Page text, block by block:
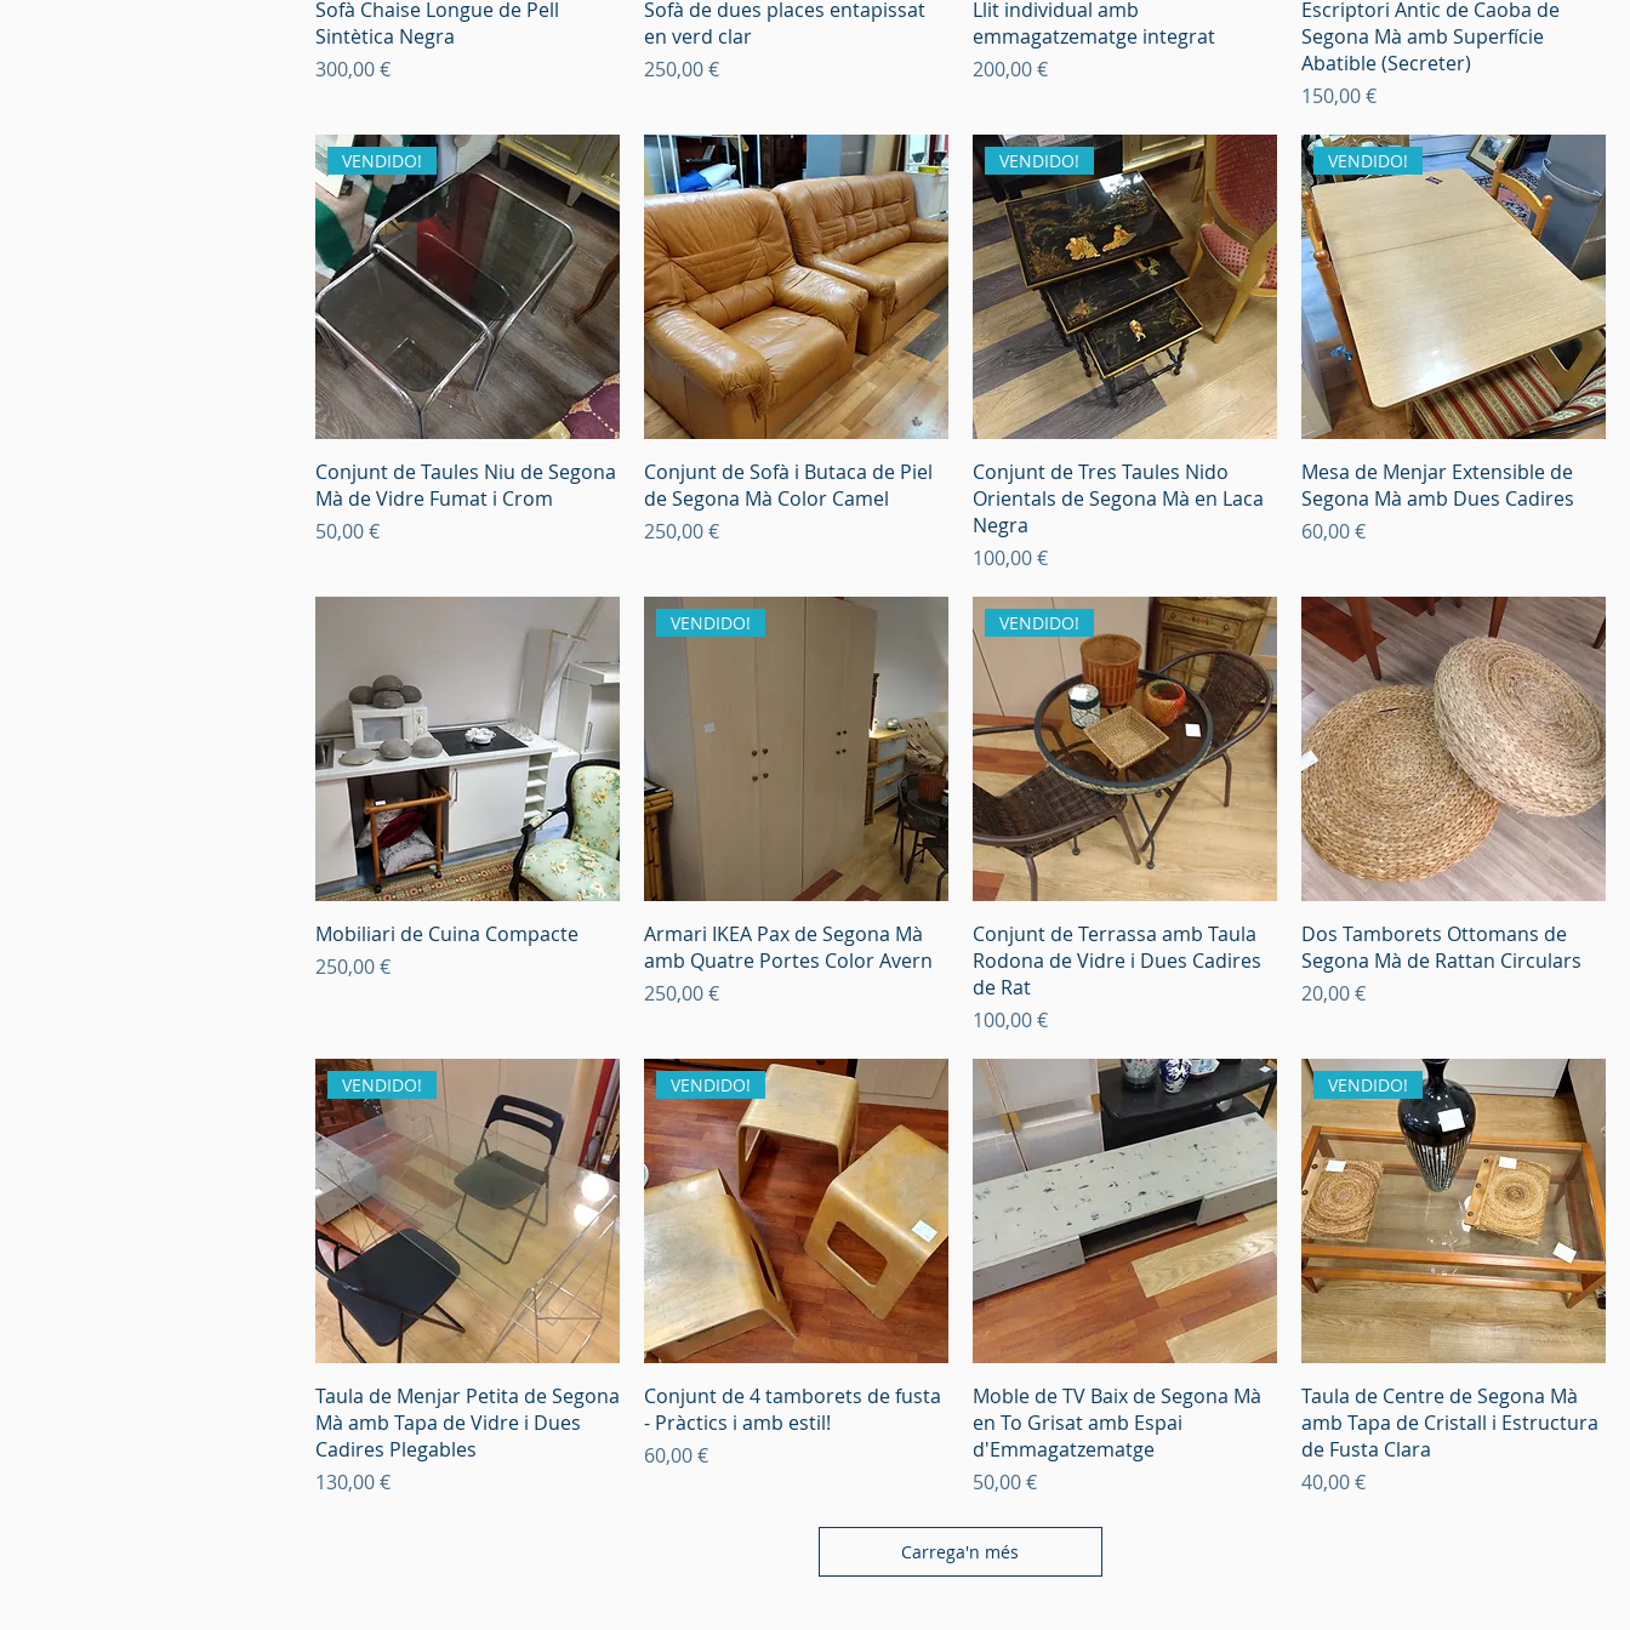
Sofà Chaise Longue de Pell
Sintètica Negra
Preu
300,00 €
Sofà de dues places entapissat
en verd clar
Preu
250,00 €
Llit individual amb
emmagatzematge integrat
Preu
200,00 €
Escriptori Antic de Caoba de
Segona Mà amb Superfície
Abatible (Secreter)
Preu
150,00 €
VENDIDO!
Conjunt de Taules Niu de Segona
Mà de Vidre Fumat i Crom
Preu
50,00 €
Conjunt de Sofà i Butaca de Piel
de Segona Mà Color Camel
Preu
250,00 €
VENDIDO!
Conjunt de Tres Taules Nido
Orientals de Segona Mà en Laca
Negra
Preu
100,00 €
VENDIDO!
Mesa de Menjar Extensible de
Segona Mà amb Dues Cadires
Preu
60,00 €
Mobiliari de Cuina Compacte
Preu
250,00 €
VENDIDO!
Armari IKEA Pax de Segona Mà
amb Quatre Portes Color Avern
Preu
250,00 €
VENDIDO!
Conjunt de Terrassa amb Taula
Rodona de Vidre i Dues Cadires
de Rat
Preu
100,00 €
Dos Tamborets Ottomans de
Segona Mà de Rattan Circulars
Preu
20,00 €
VENDIDO!
Taula de Menjar Petita de Segona
Mà amb Tapa de Vidre i Dues
Cadires Plegables
Preu
130,00 €
VENDIDO!
Conjunt de 4 tamborets de fusta
- Pràctics i amb estil!
Preu
60,00 €
Moble de TV Baix de Segona Mà
en To Grisat amb Espai
d'Emmagatzematge
Preu
50,00 €
VENDIDO!
Taula de Centre de Segona Mà
amb Tapa de Cristall i Estructura
de Fusta Clara
Preu
40,00 €
Carrega'n més